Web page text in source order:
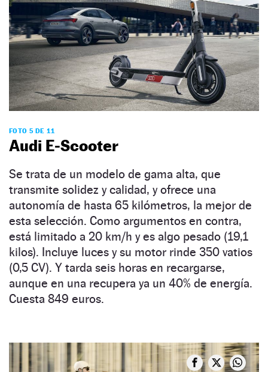
FOTO 5 DE 11
Audi E-Scooter
Se trata de un modelo de gama alta, que
transmite solidez y calidad, y ofrece una
autonomía de hasta 65 kilómetros, la mejor de
esta selección. Como argumentos en contra,
está limitado a 20 km/h y es algo pesado (19,1
kilos). Incluye luces y su motor rinde 350 vatios
(0,5 CV). Y tarda seis horas en recargarse,
aunque en una recupera ya un 40% de energía.
Cuesta 849 euros.